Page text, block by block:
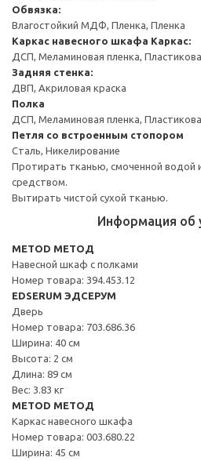
Обвязка:
Влагостойкий МДФ, Пленка, Пленка
Каркас навесного шкафа Каркас:
ДСП, Меламиновая пленка,
Задняя стенка:
ДВП, Акриловая краска
Полка
ДСП, Меламиновая пленка,
Петля со встроенным стопором
Сталь, Никелирование
Протирать тканью, смоченной
средством.
Вытирать чистой сухой тканью.
Информация об
METOD МЕТОД
Навесной шкаф с полками
Номер товара: 394.453.12
EDSERUM ЭДСЕРУМ
Дверь
Номер товара: 703.686.36
Ширина: 40 см
Высота: 2 см
Длина: 89 см
Вес: 3.83 кг
METOD МЕТОД
Каркас навесного шкафа
Номер товара: 003.680.22
Ширина: 45 см